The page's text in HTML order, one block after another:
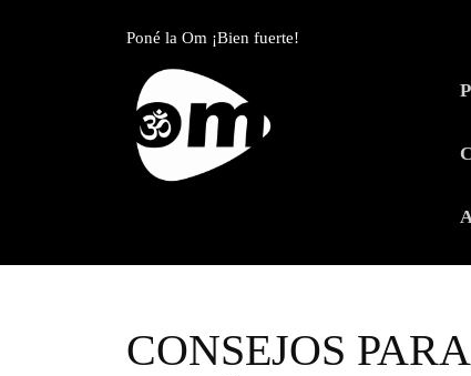
Poné la Om ¡Bien fuerte!
CONSEJOS